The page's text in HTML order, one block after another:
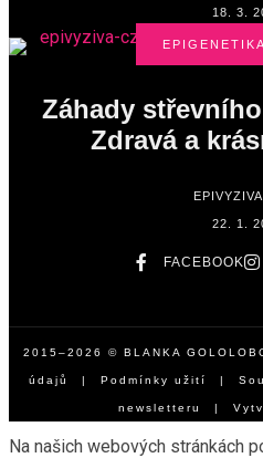
18. 3.
Záhady
Zdravá a
22. 1.
FACEBOOK
2015–2026 © BLANKA
údajů | Podmínky užití |
newsletteru |
Na našich webových stránkách